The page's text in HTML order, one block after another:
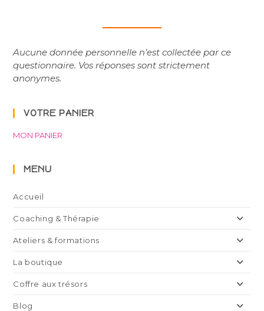
Aucune donnée personnelle n’est collectée par ce
questionnaire. Vos réponses sont strictement
anonymes.
VOTRE PANIER
MON PANIER
MENU
Accueil
Coaching & Thérapie
Ateliers & formations
La boutique
Coffre aux trésors
Blog